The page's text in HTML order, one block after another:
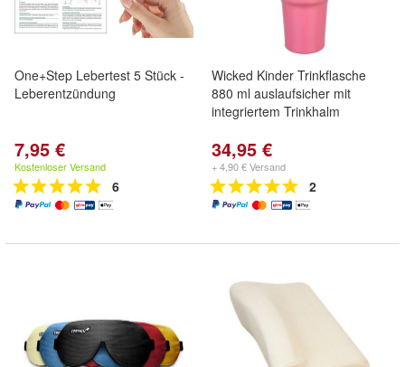
One+Step Lebertest 5 Stück -
Leberentzündung
7,95 €
Kostenloser Versand
6
Wicked Kinder Trinkflasche
880 ml auslaufsicher mit
integriertem Trinkhalm
34,95 €
+ 4,90 € Versand
2